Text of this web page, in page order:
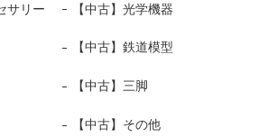
サリー 【中古】光学機器
【中古】鉄道模型
【中古】三脚
【中古】その他